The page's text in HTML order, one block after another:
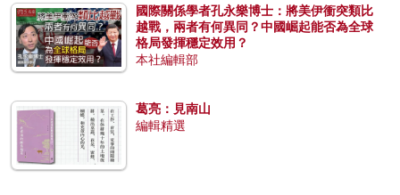
國際關係學者孔永樂博士：將美伊衝突類比
越戰，兩者有何異同？中國崛起能否為全球
格局發揮穩定效用？
本社編輯部
葛亮：見南山
編輯精選